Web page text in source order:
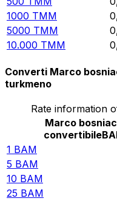
1000 TMM
5000 TMM
10.000 TMM
Converti Marco
turkmeno
Rate information
Marco
convertibile
1 BAM
5 BAM
10 BAM
25 BAM